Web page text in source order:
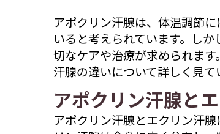
アポクリン汗腺は、体温調節
いると考えられています。し
切なケアや治療が求められま
汗腺の違いについて詳しく見て
アポクリン汗腺と
アポクリン汗腺とエクリン汗